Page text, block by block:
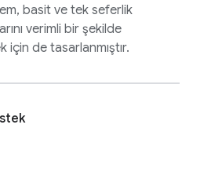
basit ve tek seferlik
verimli bir şekilde
için de tasarlanmıştır.